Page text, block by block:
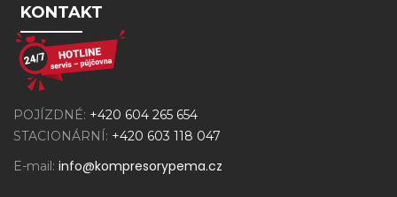
KONTAKT
POJÍZDNÉ: +420 604 265 654
STACIONÁRNÍ: +420 603 118 047
E-mail: info@kompresorypema.cz